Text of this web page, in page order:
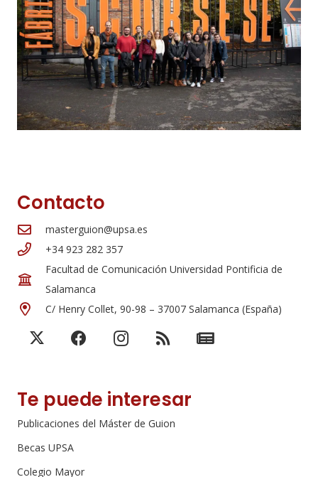
Contacto
masterguion@upsa.es
+34 923 282 357
Facultad de Comunicación Universidad Pontificia de
Salamanca
C/ Henry Collet, 90-98 – 37007 Salamanca (España)
Te puede interesar
Publicaciones del Máster de Guion
Becas UPSA
Colegio Mayor